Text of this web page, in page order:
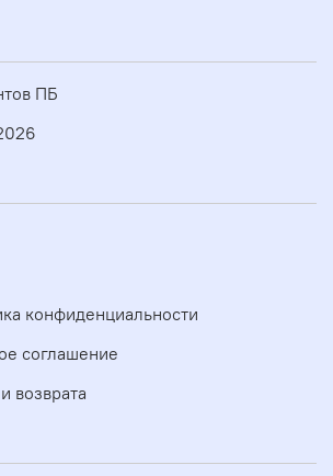
ПБ
конфиденциальности
соглашение
возврата